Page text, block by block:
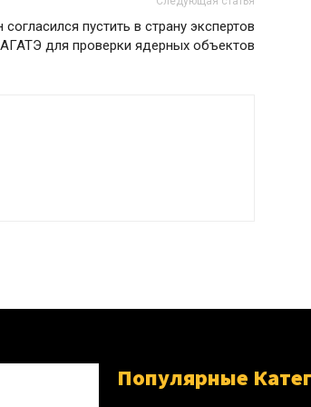
согласился пустить в страну экспертов
для проверки ядерных объектов
Популярные